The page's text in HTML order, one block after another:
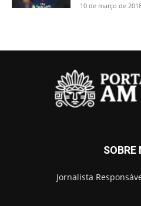
10 de março de
SOBRE
Jornalista